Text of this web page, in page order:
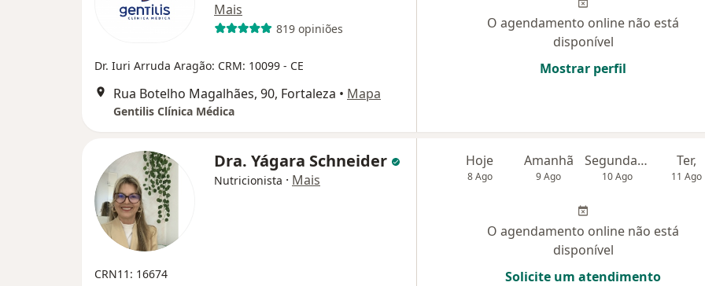
Mais
819 opiniões
Dr. Iuri Arruda Aragão: CRM: 10099 - CE
Rua Botelho Magalhães, 90, Fortaleza • Mapa
Gentilis Clínica Médica
O agendamento online não está
disponível
Mostrar perfil
Dra. Yágara Schneider
Nutricionista · Mais
CRN11: 16674
Hoje
8 Ago
Amanhã
9 Ago
Segunda-feira
10 Ago
Ter,
11 Ago
O agendamento online não está
disponível
Solicite um atendimento